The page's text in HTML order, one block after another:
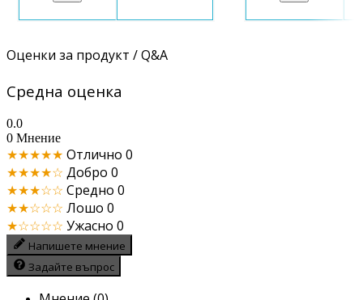
Оценки за продукт / Q&A
Средна оценка
0.0
0 Мнение
★★★★★ Отлично 0
★★★★☆ Добро 0
★★★☆☆ Средно 0
★★☆☆☆ Лошо 0
★☆☆☆☆ Ужасно 0
Напишете мнение
Задайте въпрос